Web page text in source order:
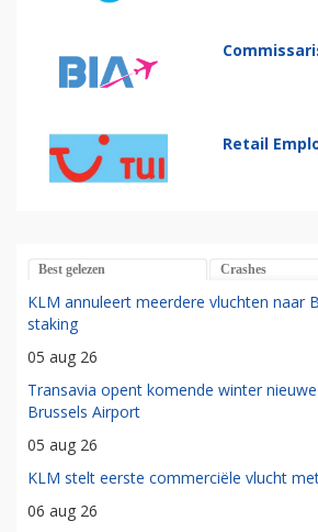
Retail
Best gelezen Crashes
KLM annuleert meerdere vluchten naar
staking
05 aug 26
Transavia opent komende winter
Brussels Airport
05 aug 26
KLM stelt eerste commerciële vlucht
06 aug 26